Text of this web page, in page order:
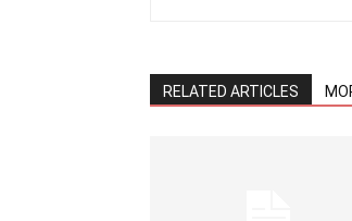
RELATED ARTICLES